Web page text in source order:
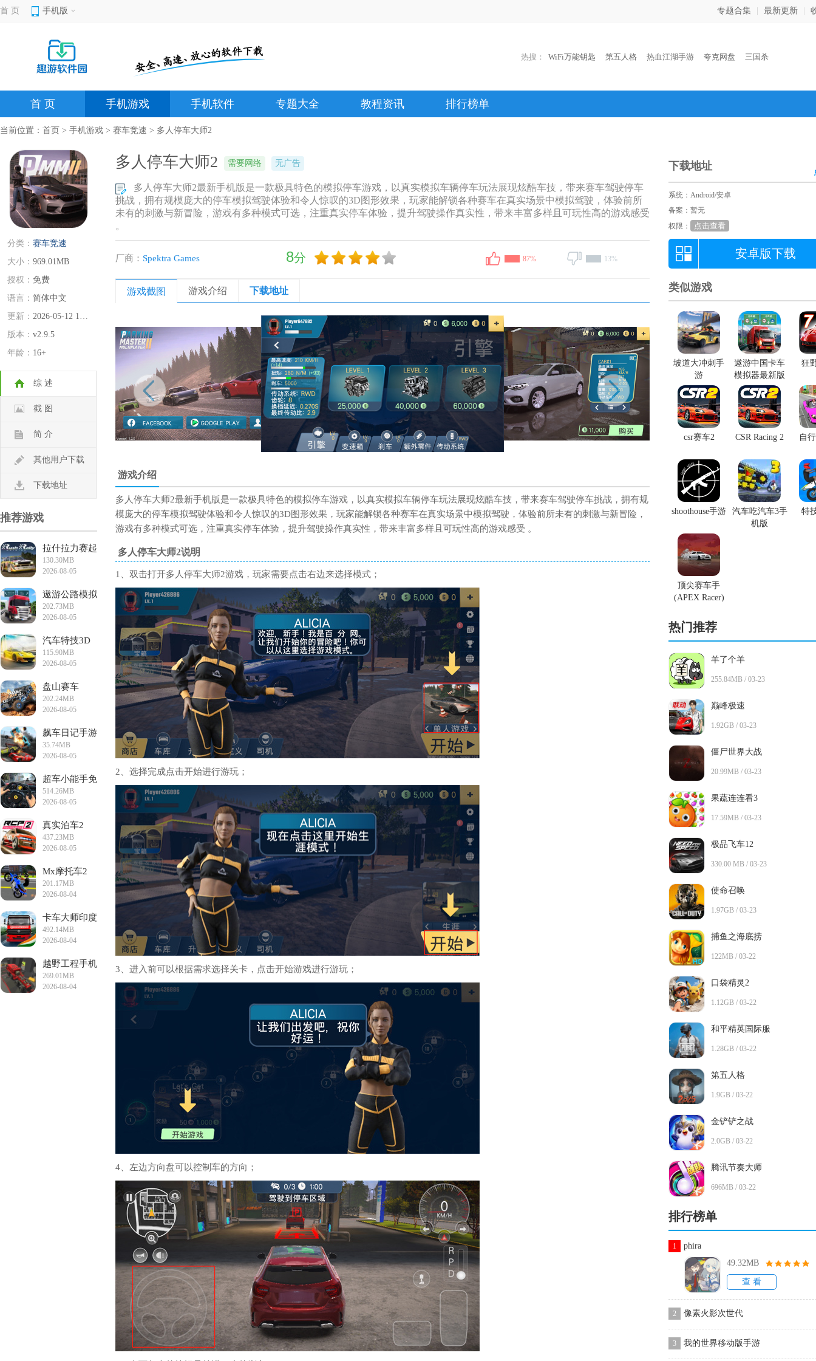
首 页 手机版 专题合集 最新更新
热搜： WiFi万能钥匙 第五人格 热血江湖手游 夸克网盘 三国杀
首 页 手机游戏 手机软件 专题大全 教程资讯 排行榜单
当前位置： 首页 > 手机游戏 > 赛车竞速 > 多人停车大师2
分类： 赛车竞速
大小： 969.01MB
授权： 免费
语言： 简体中文
更新：
2026-05-12 15:46:47
版本： v2.9.5
年龄： 16+
综 述
截 图
简 介
其他用户下载
下载地址
推荐游戏
拉什拉力赛起
源
130.30MB
2026-08-05
遨游公路模拟
手机版
202.73MB
2026-08-05
汽车特技3D
大师手机版
115.90MB
2026-08-05
盘山赛车
202.24MB
2026-08-05
飙车日记手游
安卓版
35.74MB
2026-08-05
超车小能手免
费版
514.26MB
2026-08-05
真实泊车2
437.23MB
2026-08-05
Mx摩托车2
201.17MB
2026-08-04
卡车大师印度
手游
492.14MB
2026-08-04
越野工程手机
版
269.01MB
2026-08-04
多人停车大师2 需要网络 无广告
多人停车大师2最新手机版是一款极具特色的模拟停车游戏，以真实模拟车辆停车玩法展现炫酷车技，带来赛车驾驶停车
挑战，拥有规模庞大的停车模拟驾驶体验和令人惊叹的3D图形效果，玩家能解锁各种赛车在真实场景中模拟驾驶，体验前所
未有的刺激与新冒险，游戏有多种模式可选，注重真实停车体验，提升驾驶操作真实性，带来丰富多样且可玩性高的游戏感受
。
厂商： Spektra Games 8分 87% 13%
游戏截图 游戏介绍 下载地址
游戏介绍
多人停车大师2最新手机版是一款极具特色的模拟停车游戏，以真实模拟车辆停车玩法展现炫酷车技，带来赛车驾驶停车挑战，拥有规
模庞大的停车模拟驾驶体验和令人惊叹的3D图形效果，玩家能解锁各种赛车在真实场景中模拟驾驶，体验前所未有的刺激与新冒险，
游戏有多种模式可选，注重真实停车体验，提升驾驶操作真实性，带来丰富多样且可玩性高的游戏感受 。
多人停车大师2说明
1、双击打开多人停车大师2游戏，玩家需要点击右边来选择模式；
2、选择完成点击开始进行游玩；
3、进入前可以根据需求选择关卡，点击开始游戏进行游玩；
4、左边方向盘可以控制车的方向；
下载地址
系统：Android/安卓
备案：暂无
权限：
点击查看
安卓版下载
类似游戏
坡道大冲刺手
游
遨游中国卡车
模拟器最新版
狂
csr赛车2 CSR Racing 2 自
shoothouse手游
汽车吃汽车3手
机版
特
顶尖赛车手
(APEX Racer)
热门推荐
羊了个羊
255.84MB / 03-23
巅峰极速
1.92GB / 03-23
僵尸世界大战
20.99MB / 03-23
果蔬连连看3
17.59MB / 03-23
极品飞车12
330.00 MB / 03-23
使命召唤
1.97GB / 03-23
捕鱼之海底捞
122MB / 03-22
口袋精灵2
1.12GB / 03-22
和平精英国际服
1.28GB / 03-22
第五人格
1.9GB / 03-22
金铲铲之战
2.0GB / 03-22
腾讯节奏大师
696MB / 03-22
排行榜单
1
phira
49.32MB
查 看
2 像素火影次世代
3 我的世界移动版手游